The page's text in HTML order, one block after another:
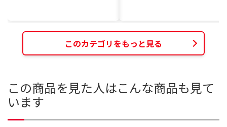
このカテゴリをもっと見る
この商品を見た人はこんな商品も見て
います